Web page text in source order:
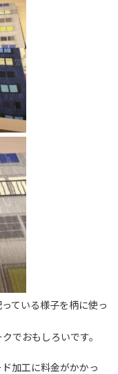
ている様子を柄に使っ
でおもしろいです。
加工に料金がかかっ